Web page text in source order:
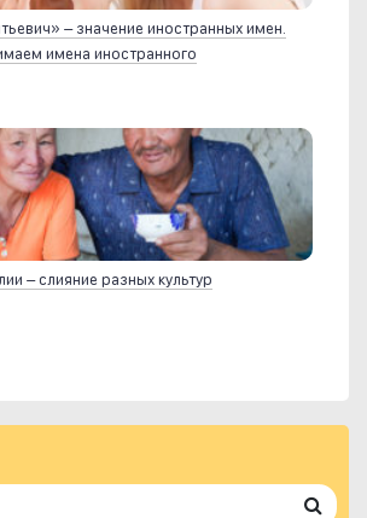
– значение иностранных имен.
имена иностранного
– слияние разных культур